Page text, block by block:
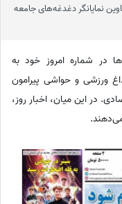
نمایانگر دغدغه‌های جامعه
در شماره امروز خود به
ورزشی و حواشی پیرامون
در این میان، اخبار روز،